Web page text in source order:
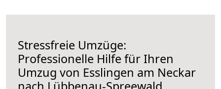
Stressfreie Umzüge:
Professionelle Hilfe für Ihren
Umzug von Esslingen am Neckar